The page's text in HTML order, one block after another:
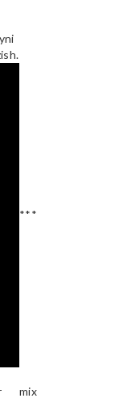
***
mix